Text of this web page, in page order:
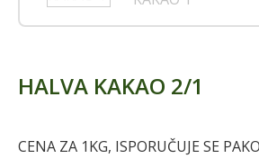
HALVA KAKAO 2/1
CENA ZA 1KG, ISPORUČUJE SE